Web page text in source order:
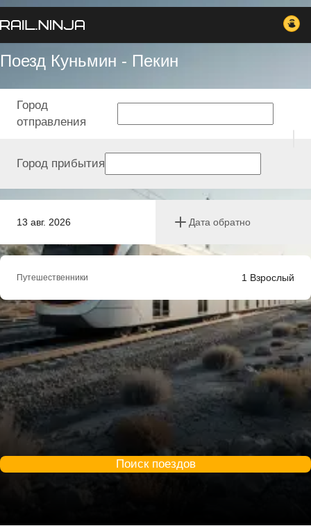
Поезд Куньмин - Пекин
13 авг. 2026 Дата обратно
Город
отправления
Город прибытия
Путешественники 1 Взрослый
Поиск поездов